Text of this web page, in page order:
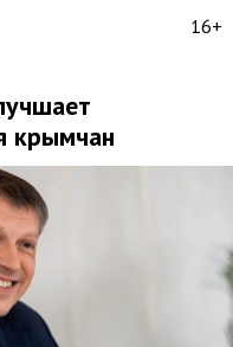
16+
крымчан